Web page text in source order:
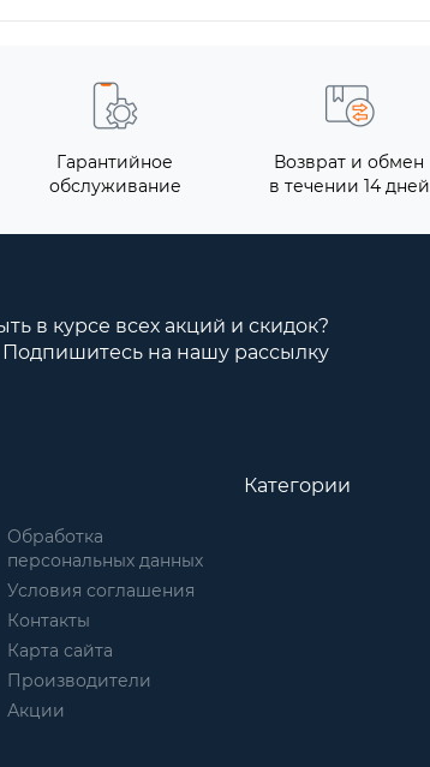
Гарантийное
обслуживание
Возврат и обмен
в течении 14 дней
в курсе всех акций и скидок?
Подпишитесь на нашу рассылку
Обработка
персональных данных
Условия соглашения
Контакты
Карта сайта
Производители
Акции
Категории